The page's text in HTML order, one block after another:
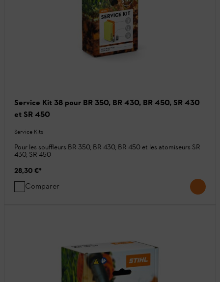
Service Kit 38 pour BR 350, BR 430, BR 450, SR 430
et SR 450
Service Kits
Pour les souffleurs BR 350, BR 430, BR 450 et les atomiseurs SR
430, SR 450
28,30 €*
Comparer